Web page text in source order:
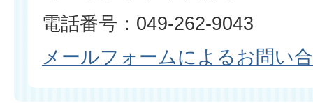
電話番号：049-262-9043
メールフォームによるお問い